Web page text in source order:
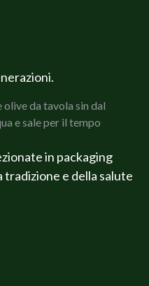
in un padellino ed
filo d`olio e una
ho lavato i capperi
da tavola sin dal
e sale per il tempo
in packaging
e della salute